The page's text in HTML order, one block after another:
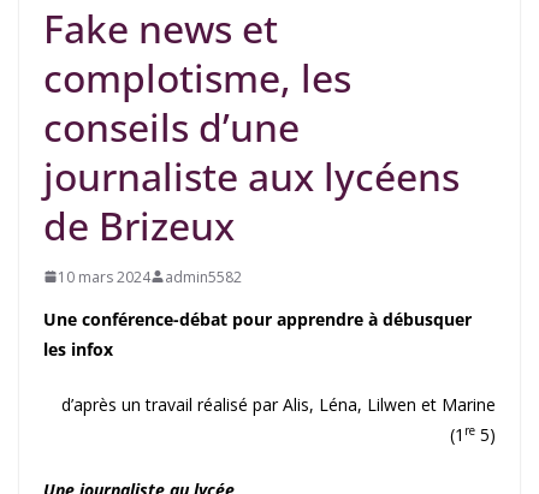
Fake news et
complotisme, les
conseils d’une
journaliste aux lycéens
de Brizeux
10 mars 2024 admin5582
Une conférence-débat pour apprendre à débusquer
les infox
d’après un travail réalisé par Alis, Léna, Lilwen et Marine
(1 re 5)